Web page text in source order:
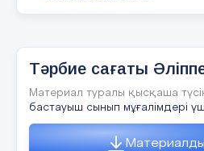
Х акимж анұлы М ұхаммед
18
Жанерке:
Келгенімде алдыңа
Қызыл арай гүл алып,
Тәрбие сағаты
Материал туралы қысқаша
бастауыш сынып мұғалімдері